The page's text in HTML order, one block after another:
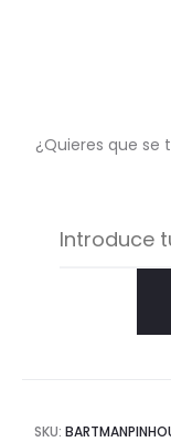
¿Quieres que
SKU: